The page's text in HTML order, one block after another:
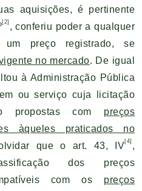
aquisições, é pertinente
[2] , conferiu poder a qualquer
um preço registrado, se
no mercado. De igual
à Administração Pública
ou serviço cuja licitação
propostas com preços
àqueles praticados no
que o art. 43, IV[4] ,
dos preços
com os preços